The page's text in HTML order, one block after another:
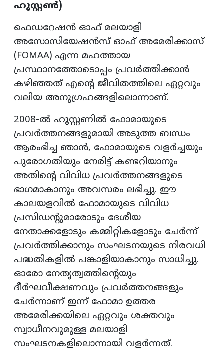
ഹൂസ്റ്റൺ)
ഫെഡറേഷൻ ഓഫ് മലയാളി
അസോസിയേഷൻസ് ഓഫ് അമേരിക്കാസ്
(FOMAA) എന്ന മഹത്തായ
പ്രസ്ഥാനത്തോടൊപ്പം പ്രവർത്തിക്കാൻ
കഴിഞ്ഞത് എന്റെ ജീവിതത്തിലെ ഏറ്റവും
വലിയ അനുഗ്രഹങ്ങളിലൊന്നാണ്.
2008-ൽ ഹൂസ്റ്റണിൽ ഫോമായുടെ
പ്രവർത്തനങ്ങളുമായി അടുത്ത ബന്ധം
ആരംഭിച്ച ഞാൻ, ഫോമായുടെ വളർച്ചയും
പുരോഗതിയും നേരിട്ട് കണ്ടറിയാനും
അതിന്റെ വിവിധ പ്രവർത്തനങ്ങളുടെ
ഭാഗമാകാനും അവസരം ലഭിച്ചു. ഈ
കാലയളവിൽ ഫോമായുടെ വിവിധ
പ്രസിഡന്റുമാരോടും ദേശീയ
നേതാക്കളോടും കമ്മിറ്റികളോടും ചേർന്ന്
പ്രവർത്തിക്കാനും സംഘടനയുടെ നിരവധി
പദ്ധതികളിൽ പങ്കാളിയാകാനും സാധിച്ചു.
ഓരോ നേതൃത്വത്തിന്റെയും
ദീർഘവീക്ഷണവും പ്രവർത്തനങ്ങളും
ചേർന്നാണ് ഇന്ന് ഫോമാ ഉത്തര
അമേരിക്കയിലെ ഏറ്റവും ശക്തവും
സ്വാധീനവുമുള്ള മലയാളി
സംഘടനകളിലൊന്നായി വളർന്നത്.